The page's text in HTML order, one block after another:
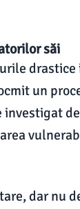
săi
drastice
un
dar nu